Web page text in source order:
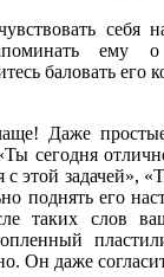
себя
баловать его
Даже
сегодня
с этой
поднять его
таких слов
Он даже